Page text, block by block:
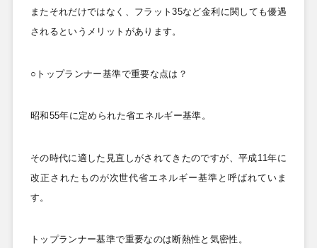
またそれだけではなく、フラット35など金利に関しても優遇
されるというメリットがあります。
○トップランナー基準で重要な点は？
昭和55年に定められた省エネルギー基準。
その時代に適した見直しがされてきたのですが、平成11年に
改正されたものが次世代省エネルギー基準と呼ばれていま
す。
トップランナー基準で重要なのは断熱性と気密性。